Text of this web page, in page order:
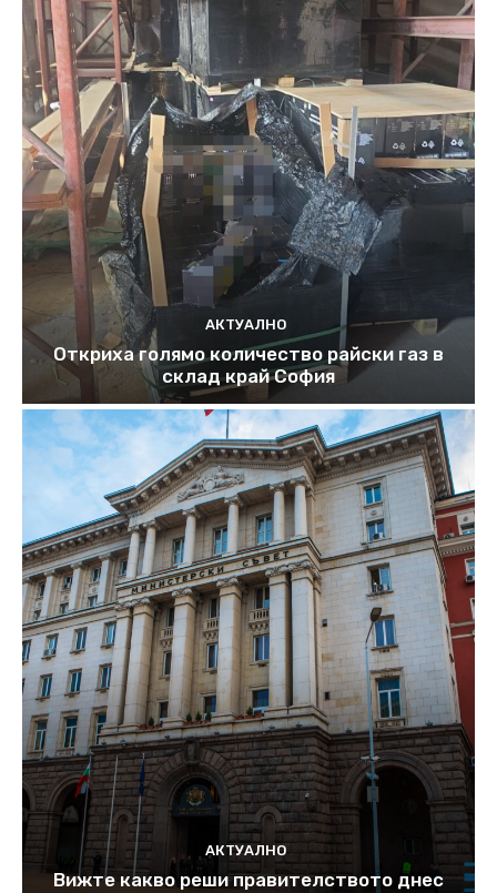
АКТУАЛНО
Откриха голямо количество райски газ в
склад край София
АКТУАЛНО
Вижте какво реши правителството днес